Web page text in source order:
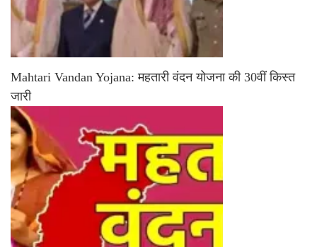
Mahtari Vandan Yojana: महतारी वंदन योजना की 30वीं किस्त
जारी